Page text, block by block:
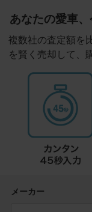
あなたの愛車、
複数社の査定額を
を賢く売却して、
メーカー